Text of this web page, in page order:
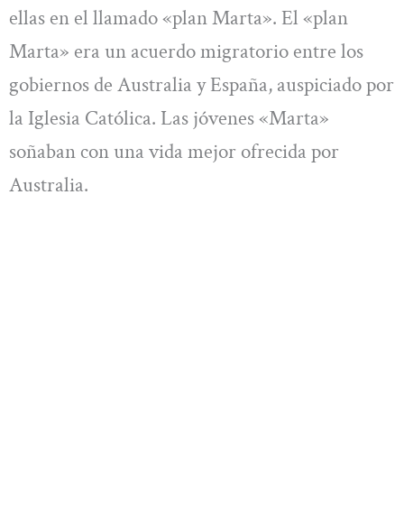
ellas en el llamado «plan Marta». El «plan
Marta» era un acuerdo migratorio entre los
gobiernos de Australia y España, auspiciado por
la Iglesia Católica. Las jóvenes «Marta»
soñaban con una vida mejor ofrecida por
Australia.